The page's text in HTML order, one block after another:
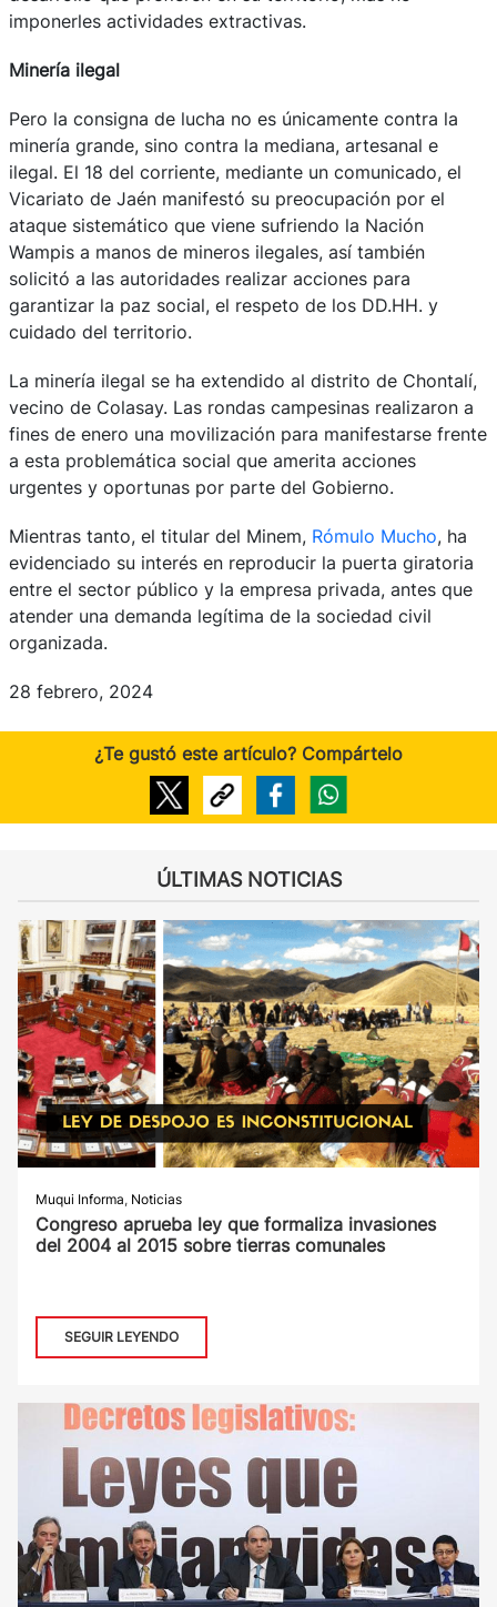
imponerles actividades extractivas.
Minería ilegal
Pero la consigna de lucha no es únicamente contra la
minería grande, sino contra la mediana, artesanal e
ilegal. El 18 del corriente, mediante un comunicado, el
Vicariato de Jaén manifestó su preocupación por el
ataque sistemático que viene sufriendo la Nación
Wampis a manos de mineros ilegales, así también
solicitó a las autoridades realizar acciones para
garantizar la paz social, el respeto de los DD.HH. y
cuidado del territorio.
La minería ilegal se ha extendido al distrito de Chontalí,
vecino de Colasay. Las rondas campesinas realizaron a
fines de enero una movilización para manifestarse frente
a esta problemática social que amerita acciones
urgentes y oportunas por parte del Gobierno.
Mientras tanto, el titular del Minem, Rómulo Mucho, ha
evidenciado su interés en reproducir la puerta giratoria
entre el sector público y la empresa privada, antes que
atender una demanda legítima de la sociedad civil
organizada.
28 febrero, 2024
¿Te gustó este artículo? Compártelo
ÚLTIMAS NOTICIAS
Muqui Informa, Noticias
Congreso aprueba ley que formaliza invasiones
del 2004 al 2015 sobre tierras comunales
SEGUIR LEYENDO